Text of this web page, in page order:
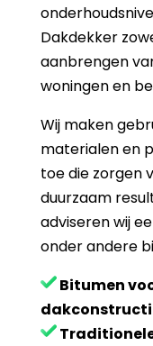
Dakdekker
aanbrengen
woningen en
Wij maken
materialen en
toe die zorgen
duurzaam
adviseren wij
onder andere
Bitumen